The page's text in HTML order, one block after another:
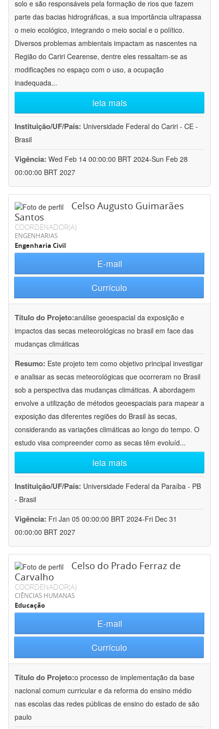
solo e são responsáveis pela formação de rios que fazem
parte das bacias hidrográficas, a sua importância ultrapassa
o meio ecológico, integrando o meio social e o político.
Diversos problemas ambientais impactam as nascentes na
Região do Cariri Cearense, dentre eles ressaltam-se as
modificações no espaço com o uso, a ocupação
inadequada...
leia mais
Instituição/UF/País: Universidade Federal do Cariri - CE -
Brasil
Vigência: Wed Feb 14 00:00:00 BRT 2024-Sun Feb 28
00:00:00 BRT 2027
Celso Augusto Guimarães
Santos
COORDENADOR(A)
ENGENHARIAS
Engenharia Civil
E-mail
Currículo
Título do Projeto:análise geoespacial da exposição e
impactos das secas meteorológicas no brasil em face das
mudanças climáticas
Resumo: Este projeto tem como objetivo principal investigar
e analisar as secas meteorológicas que ocorreram no Brasil
sob a perspectiva das mudanças climáticas. A abordagem
envolve a utilização de métodos geoespaciais para mapear a
exposição das diferentes regiões do Brasil às secas,
considerando as variações climáticas ao longo do tempo. O
estudo visa compreender como as secas têm evoluíd...
leia mais
Instituição/UF/País: Universidade Federal da Paraíba - PB
- Brasil
Vigência: Fri Jan 05 00:00:00 BRT 2024-Fri Dec 31
00:00:00 BRT 2027
Celso do Prado Ferraz de
Carvalho
COORDENADOR(A)
CIÊNCIAS HUMANAS
Educação
E-mail
Currículo
Título do Projeto:o processo de implementação da base
nacional comum curricular e da reforma do ensino médio
nas escolas das redes públicas de ensino do estado de são
paulo